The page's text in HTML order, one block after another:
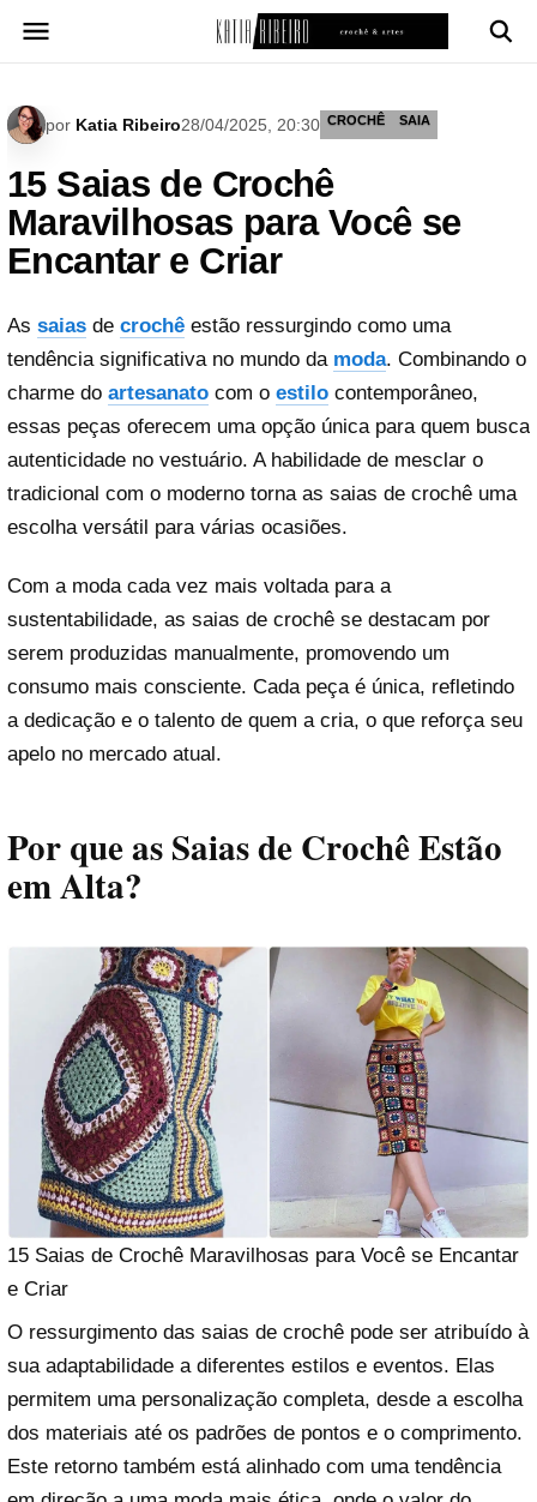
para
por Katia Ribeiro28/04/2025, 20:30 CROCHÊ SAIA
15 Saias de Crochê
Maravilhosas para Você se
Encantar e Criar
As saias de crochê estão ressurgindo como uma
tendência significativa no mundo da moda. Combinando o
charme do artesanato com o estilo contemporâneo,
essas peças oferecem uma opção única para quem busca
autenticidade no vestuário. A habilidade de mesclar o
tradicional com o moderno torna as saias de crochê uma
escolha versátil para várias ocasiões.
Com a moda cada vez mais voltada para a
sustentabilidade, as saias de crochê se destacam por
serem produzidas manualmente, promovendo um
consumo mais consciente. Cada peça é única, refletindo
a dedicação e o talento de quem a cria, o que reforça seu
apelo no mercado atual.
Por que as Saias de Crochê Estão
em Alta?
15 Saias de Crochê Maravilhosas para Você se Encantar
e Criar
O ressurgimento das saias de crochê pode ser atribuído à
sua adaptabilidade a diferentes estilos e eventos. Elas
permitem uma personalização completa, desde a escolha
dos materiais até os padrões de pontos e o comprimento.
Este retorno também está alinhado com uma tendência